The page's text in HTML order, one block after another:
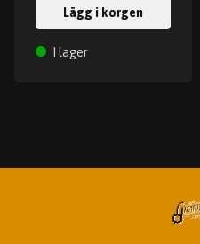
Lägg i korgen
I lager